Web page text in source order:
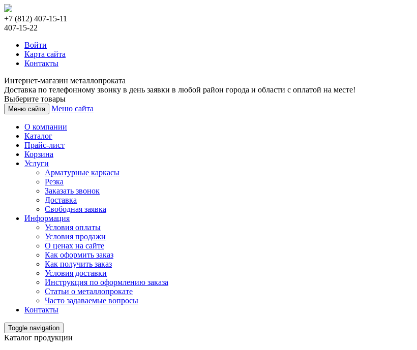
+7 (812) 407-15-11
407-15-22
Войти
Карта сайта
Контакты
Интернет-магазин металлопроката
Доставка по телефонному звонку в день заявки в любой район города и области с оплатой на месте!
Выберите товары
Меню сайта Меню сайта
О компании
Каталог
Прайс-лист
Корзина
Услуги
Арматурные каркасы
Резка
Заказать звонок
Доставка
Свободная заявка
Информация
Условия оплаты
Условия продажи
О ценах на сайте
Как оформить заказ
Как получить заказ
Условия доставки
Инструкция по оформлению заказа
Статьи о металлопрокате
Часто задаваемые вопросы
Контакты
Toggle navigation
Каталог продукции